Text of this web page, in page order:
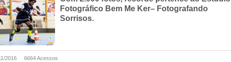
Fotográfico Bem Me Ker– Fotografando
Sorrisos.
2016 6664 Acessos